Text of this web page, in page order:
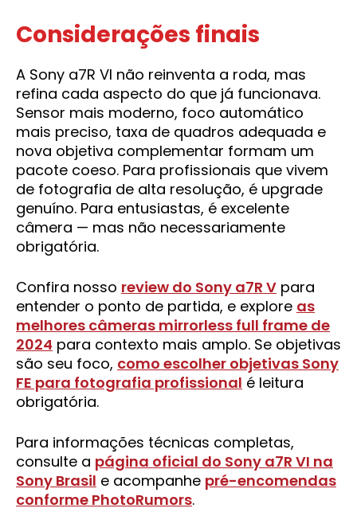
Considerações finais
A Sony a7R VI não reinventa a roda, mas
refina cada aspecto do que já funcionava.
Sensor mais moderno, foco automático
mais preciso, taxa de quadros adequada e
nova objetiva complementar formam um
pacote coeso. Para profissionais que vivem
de fotografia de alta resolução, é upgrade
genuíno. Para entusiastas, é excelente
câmera — mas não necessariamente
obrigatória.
Confira nosso review do Sony a7R V para
entender o ponto de partida, e explore as
melhores câmeras mirrorless full frame de
2024 para contexto mais amplo. Se objetivas
são seu foco, como escolher objetivas Sony
FE para fotografia profissional é leitura
obrigatória.
Para informações técnicas completas,
consulte a página oficial do Sony a7R VI na
Sony Brasil e acompanhe pré-encomendas
conforme PhotoRumors.